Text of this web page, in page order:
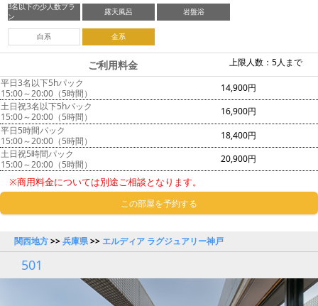
3名以下の少人数プラ
ン
露天風呂 岩盤浴
白系 金系
上限人数：5人まで
ご利用料金
平日3名以下5hパック
15:00～20:00（5時間）
14,900円
土日祝3名以下5hパック
15:00～20:00（5時間）
16,900円
平日5時間パック
15:00～20:00（5時間）
18,400円
土日祝5時間パック
15:00～20:00（5時間）
20,900円
※商用料金については別途ご相談となります。
この部屋を予約する
関西地方>>兵庫県>> エルディア ラグジュアリー神戸
501